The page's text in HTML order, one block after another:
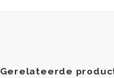
Gerelateerde